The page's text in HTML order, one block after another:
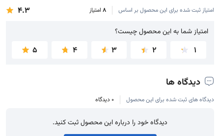
امتیاز ثبت شده برای این محصول بر اساس 8 امتیاز 4.3
امتیاز شما به این محصول چیست؟
امتیاز شما به این محصول چیست؟
1
2
3
4
5
دیدگاه ها
دیدگاه های ثبت شده برای این محصول 0 دیدگاه
دیدگاه خود را درباره این محصول ثبت کنید.